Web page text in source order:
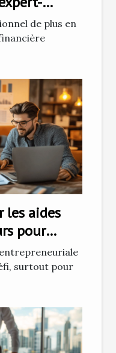
de plus en
les aides
pour
surtout pour